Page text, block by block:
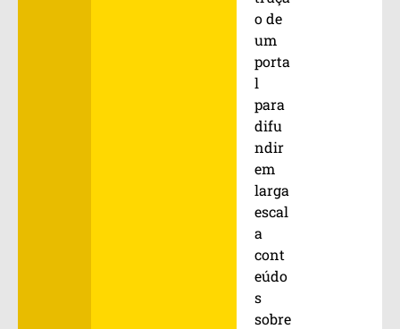
o de
um
porta
l
para
difu
ndir
em
larga
escal
a
cont
eúdo
s
sobre